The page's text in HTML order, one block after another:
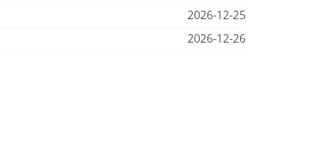
2026-12-25
2026-12-26